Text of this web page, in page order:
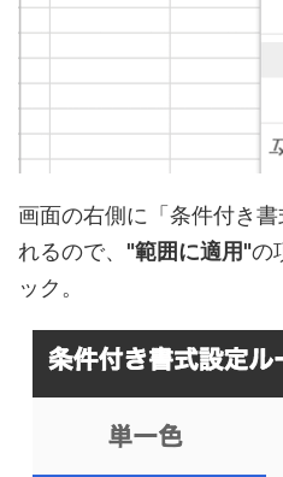
画面の右側に「条件付き
れるので、 "範囲に適用"の
ック。